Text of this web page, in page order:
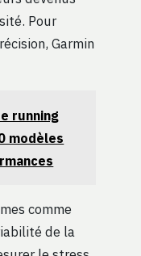
Pour
Garmin
running
modèles
comme
de la